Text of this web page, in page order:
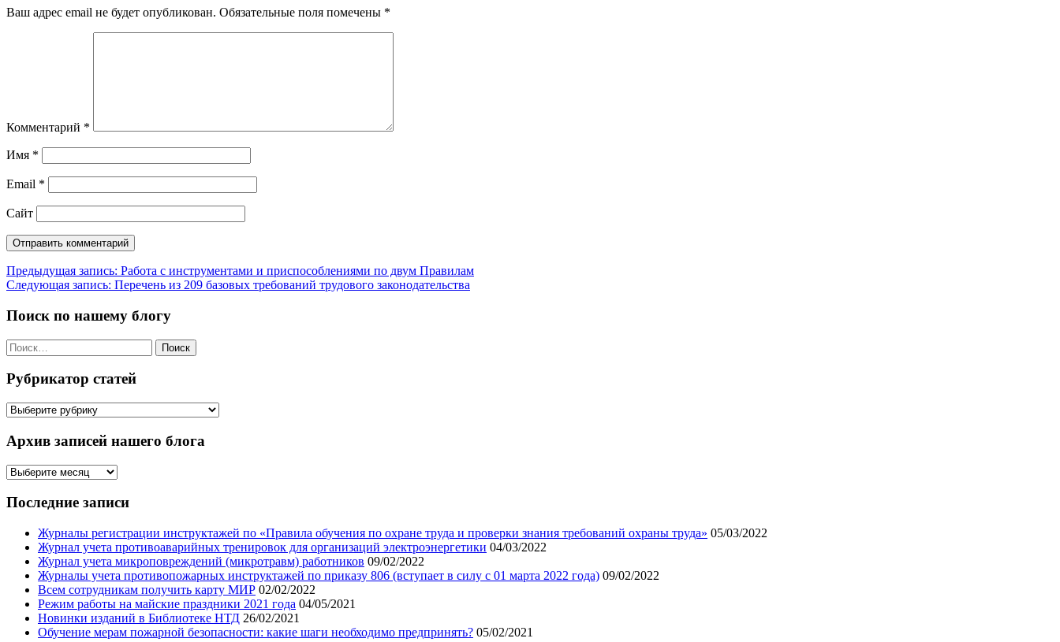
Ваш адрес email не будет опубликован. Обязательные поля помечены *
Комментарий *
Имя *
Email *
Сайт
Навигация
по
записям
Предыдущая запись: Работа с инструментами и приспособлениями по двум Правилам
Следующая запись: Перечень из 209 базовых требований трудового законодательства
Поиск по нашему блогу
Найти:
Рубрикатор статей
Рубрикатор
Архив записей нашего блога
Архив
нашего
Последние записи
Журналы регистрации инструктажей по «Правила обучения по охране труда и проверки знания требований охраны труда» 05/03/2022
Журнал учета противоаварийных тренировок для организаций электроэнергетики 04/03/2022
Журнал учета микроповреждений (микротравм) работников 09/02/2022
Журналы учета противопожарных инструктажей по приказу 806 (вступает в силу с 01 марта 2022 года) 09/02/2022
Всем сотрудникам получить карту МИР 02/02/2022
Режим работы на майские праздники 2021 года 04/05/2021
Новинки изданий в Библиотеке НТД 26/02/2021
Обучение мерам пожарной безопасности: какие шаги необходимо предпринять? 05/02/2021